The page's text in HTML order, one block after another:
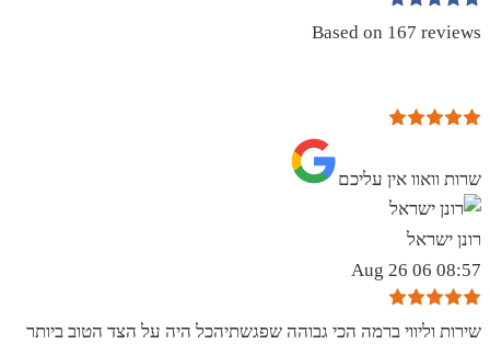
Based on 167 reviews
שרות וואוו אין עליכם
רונן ישראל
08:57 06 Aug 26
שירות וליווי ברמה הכי גבוהה שפגשתיהכל היה על הצד הטוב ביותר